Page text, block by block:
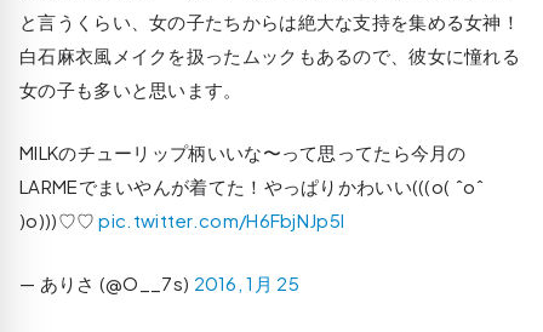
と言うくらい、女の子たちからは絶大な支持を集める女神！
白石麻衣風メイクを扱ったムックもあるので、彼女に憧れる
女の子も多いと思います。
MILKのチューリップ柄いいな〜って思ってたら今月の
LARMEでまいやんが着てた！やっぱりかわいい(((o( ˆoˆ
)o)))♡♡pic.twitter.com/H6FbjNJp5l
— ありさ (@O__7s) 2016, 1月 25